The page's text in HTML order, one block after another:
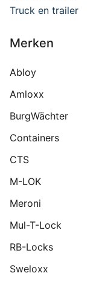
Truck en trailer
Merken
Abloy
Amloxx
BurgWächter
Containers
CTS
M-LOK
Meroni
Mul-T-Lock
RB-Locks
Sweloxx